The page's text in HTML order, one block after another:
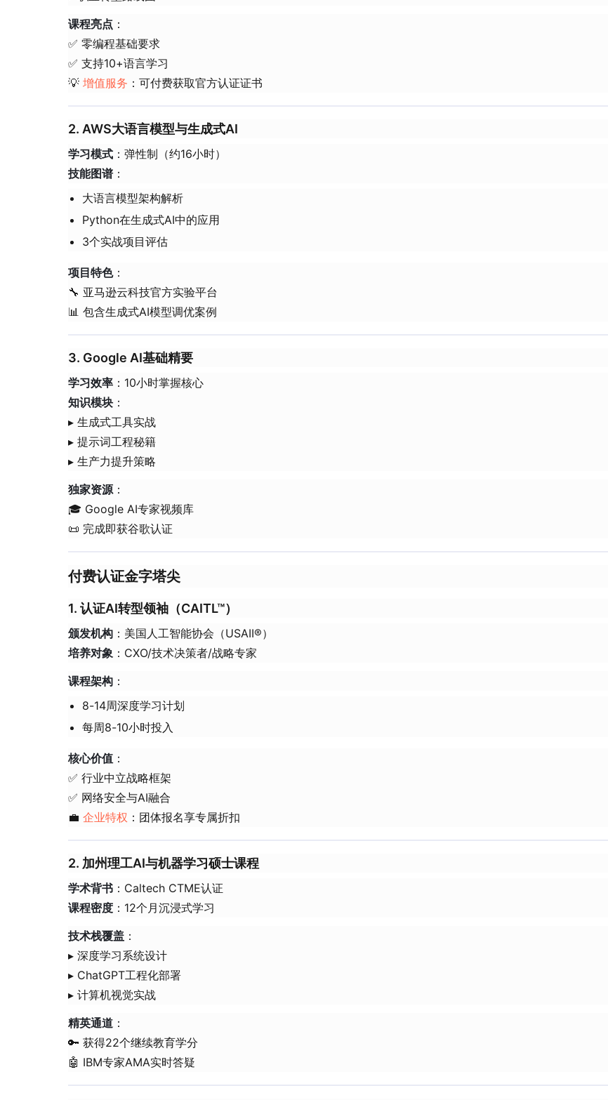
​课程亮点​ ​：
✅ 零编程基础要求
✅ 支持10+语言学习
💡 增值服务 ：可付费获取官方认证证书
2. AWS大语言模型与生成式AI
​学习模式​ ​：弹性制（约16小时）
​技能图谱​​：
大语言模型架构解析
Python在生成式AI中的应用
3个实战项目评估
​项目特色​​：
🔧 亚马逊云科技官方实验平台
📊 包含生成式AI模型调优案例
3. Google AI基础精要
​学习效率​ ​：10小时掌握核心
​知识模块​ ​：
▸ 生成式工具实战
▸ 提示词工程秘籍
▸ 生产力提升策略
​独家资源​ ​：
🎓 Google AI专家视频库
📜 完成即获谷歌认证
付费认证金字塔尖
1. 认证AI转型领袖（CAITL™）
​颁发机构​ ​：美国人工智能协会（USAII®）
​培养对象​ ​：CXO/技术决策者/战略专家
​课程架构​ ​：
8-14周深度学习计划
每周8-10小时投入
​核心价值​ ​：
✅ 行业中立战略框架
✅ 网络安全与AI融合
💼 企业特权 ：团体报名享专属折扣
2. 加州理工AI与机器学习硕士课程
​学术背书​ ​：Caltech CTME认证
​课程密度​ ​：12个月沉浸式学习
​技术栈覆盖​ ​：
▸ 深度学习系统设计
▸ ChatGPT工程化部署
▸ 计算机视觉实战
​精英通道​ ​：
🔑 获得22个继续教育学分
🤖 IBM专家AMA实时答疑